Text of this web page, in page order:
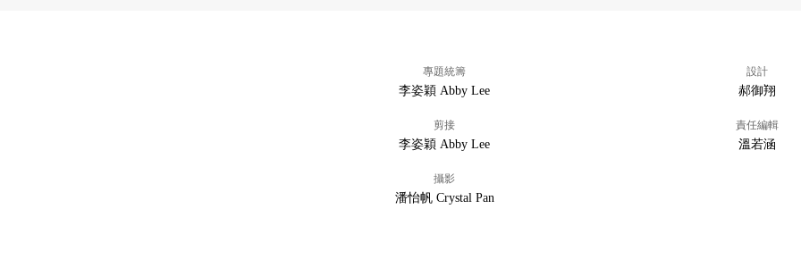
專題統籌
李姿穎 Abby Lee
設計
郝御翔
剪接
李姿穎 Abby Lee
責任編輯
溫若涵
攝影
潘怡帆 Crystal Pan